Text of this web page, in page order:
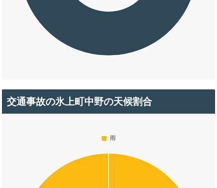
交通事故の氷上町中野の天候割合